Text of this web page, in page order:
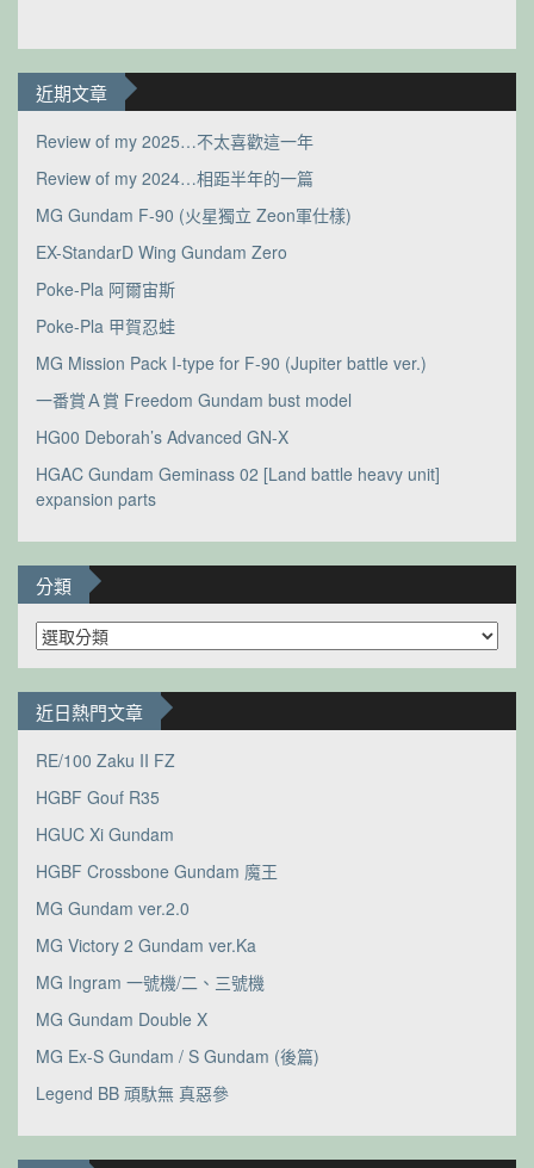
近期文章
Review of my 2025…不太喜歡這一年
Review of my 2024…相距半年的一篇
MG Gundam F-90 (火星獨立 Zeon軍仕樣)
EX-StandarD Wing Gundam Zero
Poke-Pla 阿爾宙斯
Poke-Pla 甲賀忍蛙
MG Mission Pack I-type for F-90 (Jupiter battle ver.)
一番賞Ａ賞 Freedom Gundam bust model
HG00 Deborah’s Advanced GN-X
HGAC Gundam Geminass 02 [Land battle heavy unit]
expansion parts
分類
分
類
近日熱門文章
RE/100 Zaku II FZ
HGBF Gouf R35
HGUC Xi Gundam
HGBF Crossbone Gundam 魔王
MG Gundam ver.2.0
MG Victory 2 Gundam ver.Ka
MG Ingram 一號機/二、三號機
MG Gundam Double X
MG Ex-S Gundam / S Gundam (後篇)
Legend BB 頑馱無 真惡參